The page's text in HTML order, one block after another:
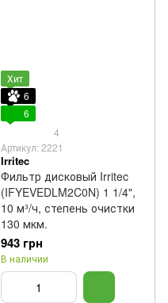
Хит
6
6
4
Артикул: 2221
Irritec
Фильтр дисковый Irritec
(IFYEVEDLM2C0N) 1 1/4",
10 м³/ч, степень очистки
130 мкм.
943 грн
В наличии